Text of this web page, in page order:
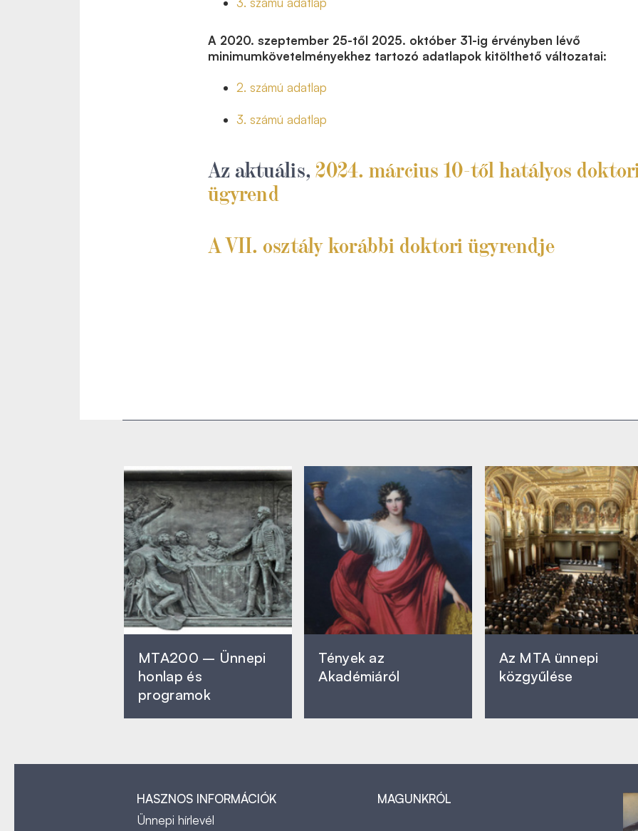
A 2020. szeptember 25-től 2025. október 31-ig érvényben lévő
minimumkövetelményekhez tartozó adatlapok kitölthető változatai:
2. számú adatlap
3. számú adatlap
Az aktuális, 2024. március 10-től hatályos
ügyrend
A VII. osztály korábbi doktori ügyrendje
MTA200 – Ünnepi
honlap és
programok
Tények az
Akadémiáról
Az MTA ünnepi
közgyűlése
HASZNOS INFORMÁCIÓK
Ünnepi hírlevél
MAGUNKRÓL